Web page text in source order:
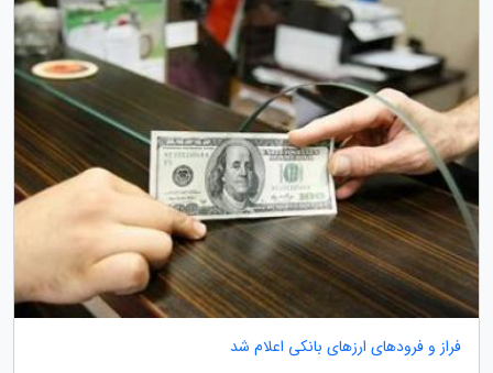
فراز و فرودهای ارزهای بانکی اعلام شد